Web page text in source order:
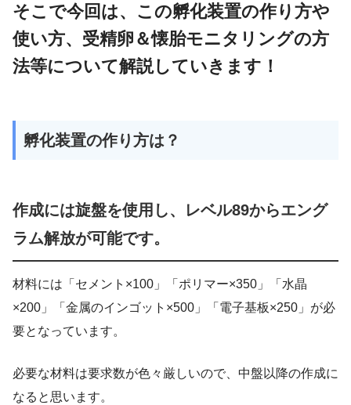
そこで今回は、この孵化装置の作り方や
使い方、受精卵＆懐胎モニタリングの方
法等について解説していきます！
孵化装置の作り方は？
作成には旋盤を使用し、レベル89からエング
ラム解放が可能です。
材料には「セメント×100」「ポリマー×350」「水晶
×200」「金属のインゴット×500」「電子基板×250」が必
要となっています。
必要な材料は要求数が色々厳しいので、中盤以降の作成に
なると思います。